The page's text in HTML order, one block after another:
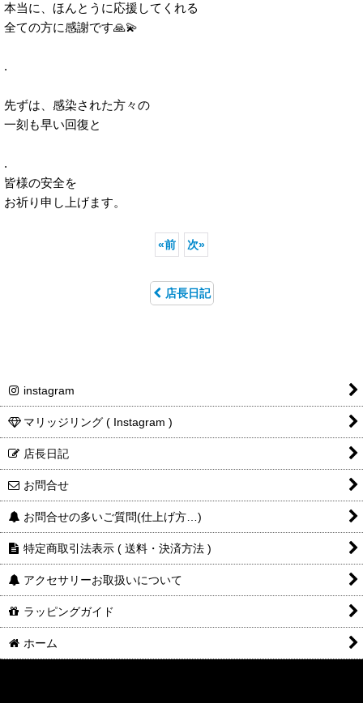
本当に、ほんとうに応援してくれる
全ての方に感謝です🙏💫
.
先ずは、感染された方々の
一刻も早い回復と
.
皆様の安全を
お祈り申し上げます。
«前 次»
店長日記
instagram
マリッジリング ( Instagram )
店長日記
お問合せ
お問合せの多いご質問(仕上げ方…)
特定商取引法表示 ( 送料・決済方法 )
アクセサリーお取扱いについて
ラッピングガイド
ホーム